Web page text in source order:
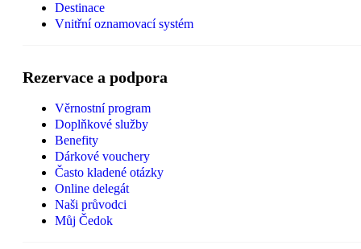
Destinace
Vnitřní oznamovací systém
Rezervace a podpora
Věrnostní program
Doplňkové služby
Benefity
Dárkové vouchery
Často kladené otázky
Online delegát
Naši průvodci
Můj Čedok